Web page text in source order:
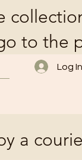
Log In
to the
a